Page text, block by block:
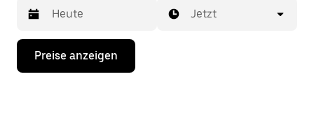
Drücke
Nach-
Jetzt
Preise anzeigen